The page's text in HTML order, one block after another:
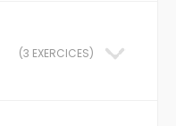
(3 EXERCICES)